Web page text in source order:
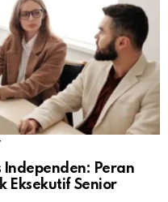
Independen: Peran
Eksekutif Senior